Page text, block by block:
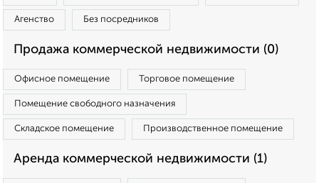
Агенство Без посредников
Продажа коммерческой недвижимости (0)
Офисное помещение Торговое помещение
Помещение свободного назначения
Складское помещение Производственное помещение
Аренда коммерческой недвижимости (1)